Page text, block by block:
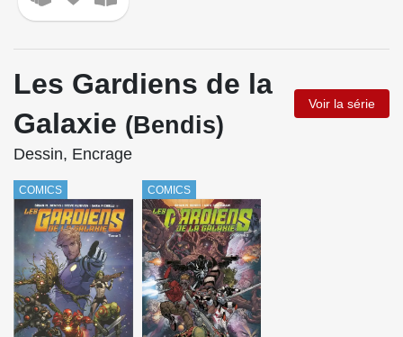
Les Gardiens de la
Galaxie (Bendis)
Voir la série
Dessin, Encrage
COMICS COMICS